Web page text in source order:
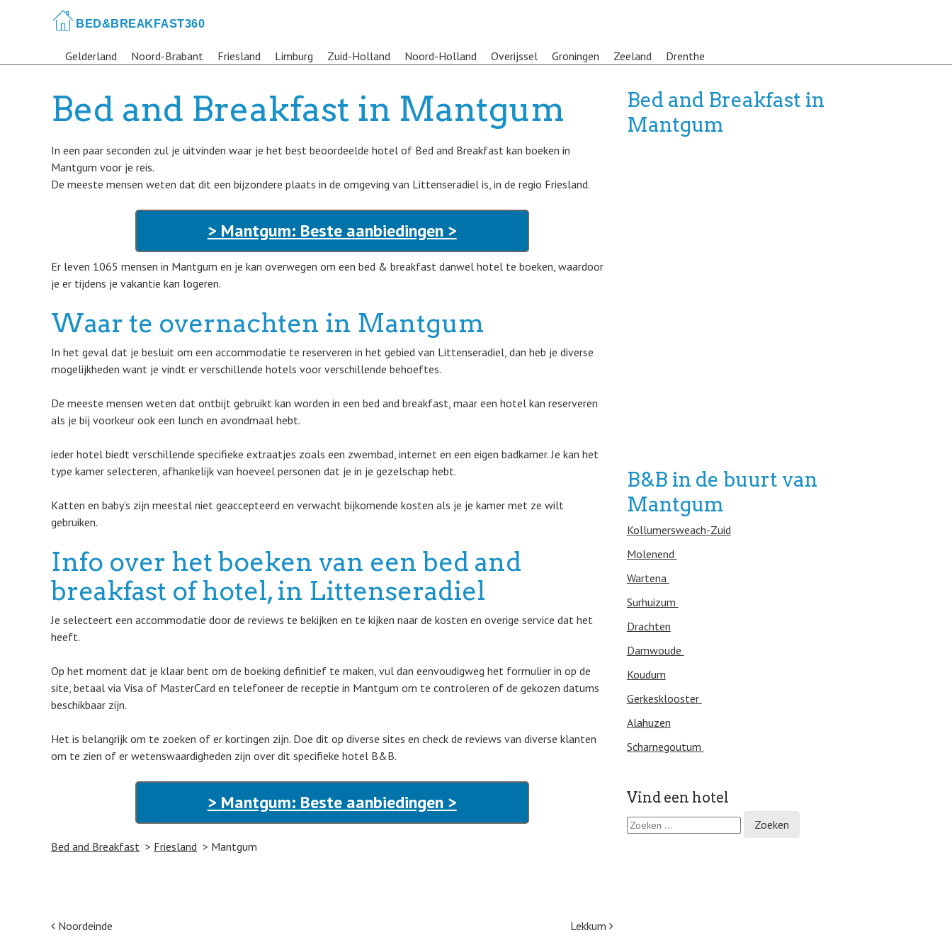
Gelderland Noord-Brabant Friesland Limburg Zuid-Holland Noord-Holland Overijssel Groningen Zeeland Drenthe
Bed and Breakfast in Mantgum
In een paar seconden zul je uitvinden waar je het best beoordeelde hotel of Bed and Breakfast kan boeken in
Mantgum voor je reis.
De meeste mensen weten dat dit een bijzondere plaats in de omgeving van Littenseradiel is, in de regio Friesland.
> Mantgum: Beste aanbiedingen >
Er leven 1065 mensen in Mantgum en je kan overwegen om een bed & breakfast danwel hotel te boeken, waardoor
je er tijdens je vakantie kan logeren.
Waar te overnachten in Mantgum
In het geval dat je besluit om een accommodatie te reserveren in het gebied van Littenseradiel, dan heb je diverse
mogelijkheden want je vindt er verschillende hotels voor verschillende behoeftes.
De meeste mensen weten dat ontbijt gebruikt kan worden in een bed and breakfast, maar een hotel kan reserveren
als je bij voorkeur ook een lunch en avondmaal hebt.
ieder hotel biedt verschillende specifieke extraatjes zoals een zwembad, internet en een eigen badkamer. Je kan het
type kamer selecteren, afhankelijk van hoeveel personen dat je in je gezelschap hebt.
Katten en baby’s zijn meestal niet geaccepteerd en verwacht bijkomende kosten als je je kamer met ze wilt
gebruiken.
Info over het boeken van een bed and
breakfast of hotel, in Littenseradiel
Je selecteert een accommodatie door de reviews te bekijken en te kijken naar de kosten en overige service dat het
heeft.
Op het moment dat je klaar bent om de boeking definitief te maken, vul dan eenvoudigweg het formulier in op de
site, betaal via Visa of MasterCard en telefoneer de receptie in Mantgum om te controleren of de gekozen datums
beschikbaar zijn.
Het is belangrijk om te zoeken of er kortingen zijn. Doe dit op diverse sites en check de reviews van diverse klanten
om te zien of er wetenswaardigheden zijn over dit specifieke hotel B&B.
> Mantgum: Beste aanbiedingen >
Bed and Breakfast Friesland Mantgum
Post navigation
Noordeinde Lekkum
Bed and Breakfast in
Mantgum
B&B in de buurt van
Mantgum
Kollumersweach-Zuid
Molenend
Wartena
Surhuizum
Drachten
Damwoude
Koudum
Gerkesklooster
Alahuzen
Scharnegoutum
Vind een hotel
Z
o